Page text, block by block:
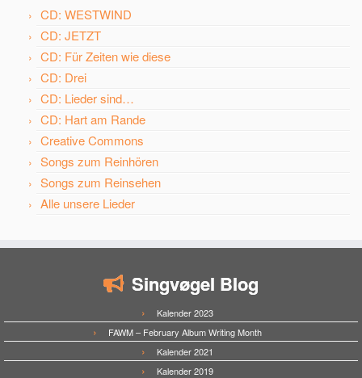
CD: WESTWIND
CD: JETZT
CD: Für Zeiten wie diese
CD: Drei
CD: Lieder sind…
CD: Hart am Rande
Creative Commons
Songs zum Reinhören
Songs zum Reinsehen
Alle unsere Lieder
Singvøgel Blog
Kalender 2023
FAWM – February Album Writing Month
Kalender 2021
Kalender 2019